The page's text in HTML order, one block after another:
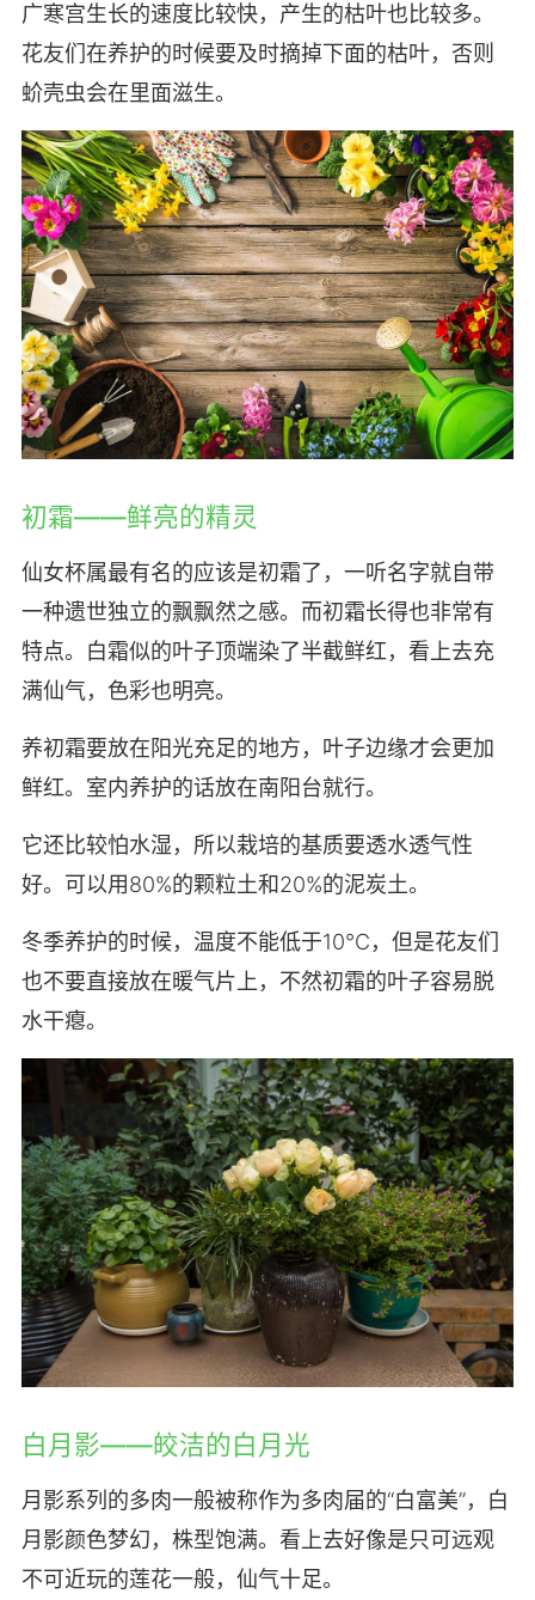
广寒宫生长的速度比较快，产生的枯叶也比较多。
花友们在养护的时候要及时摘掉下面的枯叶，否则
蚧壳虫会在里面滋生。
初霜——鲜亮的精灵
仙女杯属最有名的应该是初霜了，一听名字就自带
一种遗世独立的飘飘然之感。而初霜长得也非常有
特点。白霜似的叶子顶端染了半截鲜红，看上去充
满仙气，色彩也明亮。
养初霜要放在阳光充足的地方，叶子边缘才会更加
鲜红。室内养护的话放在南阳台就行。
它还比较怕水湿，所以栽培的基质要透水透气性
好。可以用80%的颗粒土和20%的泥炭土。
冬季养护的时候，温度不能低于10℃，但是花友们
也不要直接放在暖气片上，不然初霜的叶子容易脱
水干瘪。
白月影——皎洁的白月光
月影系列的多肉一般被称作为多肉届的“白富美”，白
月影颜色梦幻，株型饱满。看上去好像是只可远观
不可近玩的莲花一般，仙气十足。